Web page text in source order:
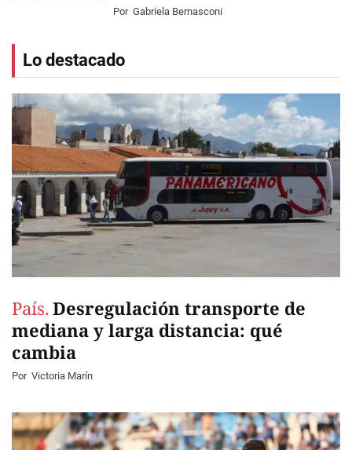
Por Gabriela Bernasconi
Lo destacado
País. Desregulación transporte de
mediana y larga distancia: qué
cambia
Por Victoria Marín